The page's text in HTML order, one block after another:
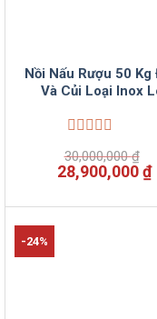
Nồi Nấu Rượu 50 Kg
Và Củi Loại Inox
xếp
hạng
5
30,000,000₫
Giá
gốc
là:
28,900,000₫
-24%